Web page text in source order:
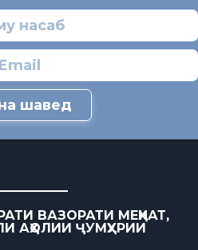
шавед
ВАЗОРАТИ МЕҲНАТ,
АҲОЛИИ ҶУМҲУРИИ